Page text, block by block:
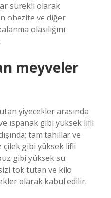
sürekli olarak
obezite ve diğer
olasılığını
meyveler
yiyecekler arasında
ıspanak gibi yüksek lifli
tam tahıllar ve
çilek gibi yüksek lifli
gibi yüksek su
tok tutan ve kilo
olarak kabul edilir.